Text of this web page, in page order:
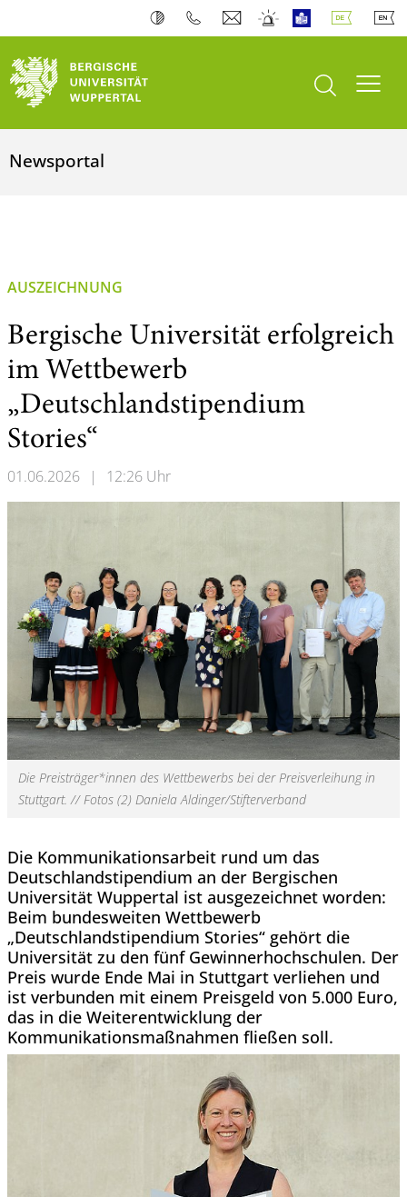
Suche öffnen
Newsportal
AUSZEICHNUNG
Bergische Universität erfolgreich
im Wettbewerb
„Deutschlandstipendium
Stories“
01.06.2026 | 12:26 Uhr
Die Preisträger*innen des Wettbewerbs bei der Preisverleihung in
Stuttgart. // Fotos (2) Daniela Aldinger/Stifterverband
Die Kommunikationsarbeit rund um das
Deutschlandstipendium an der Bergischen
Universität Wuppertal ist ausgezeichnet worden:
Beim bundesweiten Wettbewerb
„Deutschlandstipendium Stories“ gehört die
Universität zu den fünf Gewinnerhochschulen. Der
Preis wurde Ende Mai in Stuttgart verliehen und
ist verbunden mit einem Preisgeld von 5.000 Euro,
das in die Weiterentwicklung der
Kommunikationsmaßnahmen fließen soll.